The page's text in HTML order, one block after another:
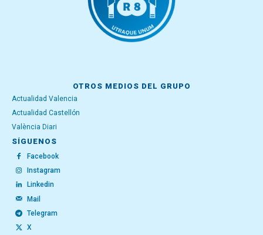
OTROS MEDIOS DEL GRUPO
Actualidad Valencia
Actualidad Castellón
València Diari
SÍGUENOS
Facebook
Instagram
Linkedin
Mail
Telegram
X